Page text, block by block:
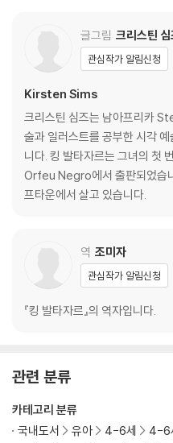
글그림 크리스틴
관심작가 알림신청
Kirsten Sims
크리스틴 심즈는 남아프리카
술과 일러스트를 공부한 시각
니다. 킹 발타자르는 그녀의 첫
Orfeu Negro에서 출판되었습
프타운에서 살고 있습니다.
역 조미자
관심작가 알림신청
『킹 발타자르』의 역자입니다.
관련 분류
카테고리 분류
국내도서
유아 4-6세
4-6